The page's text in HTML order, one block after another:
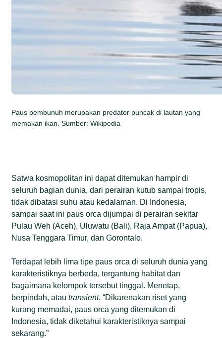
Paus pembunuh merupakan predator puncak di lautan yang
memakan ikan. Sumber: Wikipedia
Satwa kosmopolitan ini dapat ditemukan hampir di
seluruh bagian dunia, dari perairan kutub sampai tropis,
tidak dibatasi suhu atau kedalaman. Di Indonesia,
sampai saat ini paus orca dijumpai di perairan sekitar
Pulau Weh (Aceh), Uluwatu (Bali), Raja Ampat (Papua),
Nusa Tenggara Timur, dan Gorontalo.
Terdapat lebih lima tipe paus orca di seluruh dunia yang
karakteristiknya berbeda, tergantung habitat dan
bagaimana kelompok tersebut tinggal. Menetap,
berpindah, atautransient. “Dikarenakan riset yang
kurang memadai, paus orca yang ditemukan di
Indonesia, tidak diketahui karakteristiknya sampai
sekarang.”